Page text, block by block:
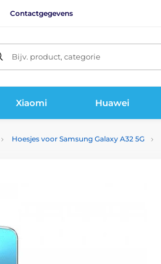
Contactgegevens
Bijv. product, categorie
Xiaomi Huawei
Hoesjes voor Samsung Galaxy A32 5G